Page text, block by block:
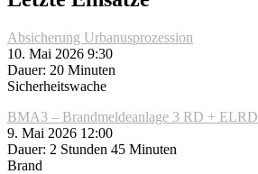
Absicherung Urbanusprozession
10. Mai 2026 9:30
Dauer: 20 Minuten
Sicherheitswache
BMA3 – Brandmeldeanlage 3 RD + ELRD
9. Mai 2026 12:00
Dauer: 2 Stunden 45 Minuten
Brand